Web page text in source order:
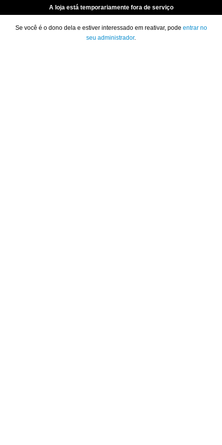
A loja está temporariamente fora de serviço
Se você é o dono dela e estiver interessado em reativar, pode entrar no
seu administrador.